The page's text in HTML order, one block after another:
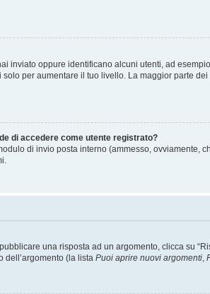
inviato oppure identificano alcuni utenti, ad
per aumentare il tuo livello. La maggior parte
di accedere come utente registrato?
di invio posta interno (ammesso, ovviamente,
una risposta ad un argomento, clicca su
(la lista Puoi aprire nuovi argomenti